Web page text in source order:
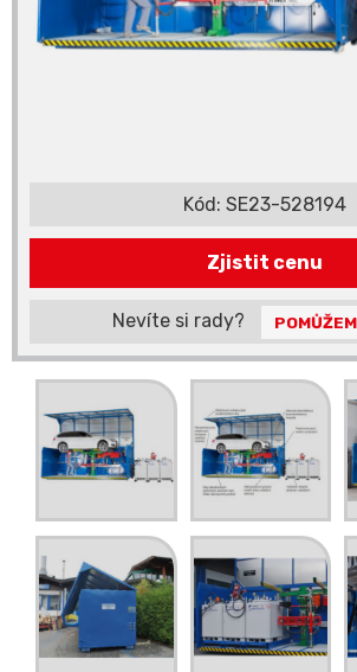
Kód: SE23-528194
Zjistit cenu
Nevíte si rady?